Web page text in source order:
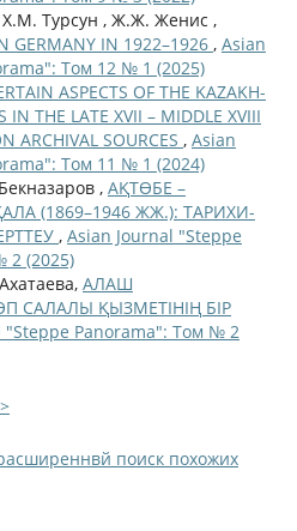
Турсун , Ж.Ж. Женис ,
GERMANY IN 1922–1926 , Asian
Том 12 № 1 (2025)
ASPECTS OF THE KAZAKH-
IN THE LATE XVII – MIDDLE XVIII
ARCHIVAL SOURCES , Asian
Том 11 № 1 (2024)
, АҚТӨБЕ –
(1869–1946 ЖЖ.): ТАРИХИ-
, Asian Journal "Steppe
2 (2025)
АЛАШ
САЛАЛЫ ҚЫЗМЕТІНІҢ БІР
"Steppe Panorama": Том № 2
поиск похожих